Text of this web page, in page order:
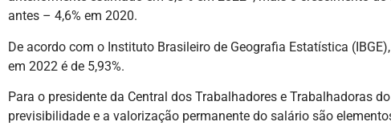
antes – 4,6% em 2020.
De acordo com o Instituto Brasileiro de Geografia Estatística
em 2022 é de 5,93%.
Para o presidente da Central dos Trabalhadores e Trabalhadoras
previsibilidade e a valorização permanente do salário são